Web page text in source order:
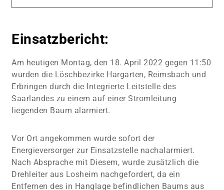
Einsatzbericht:
Am heutigen Montag, den 18. April 2022 gegen 11:50
wurden die Löschbezirke Hargarten, Reimsbach und
Erbringen durch die Integrierte Leitstelle des
Saarlandes zu einem auf einer Stromleitung
liegenden Baum alarmiert.
Vor Ort angekommen wurde sofort der
Energieversorger zur Einsatzstelle nachalarmiert.
Nach Absprache mit Diesem, wurde zusätzlich die
Drehleiter aus Losheim nachgefordert, da ein
Entfernen des in Hanglage befindlichen Baums aus